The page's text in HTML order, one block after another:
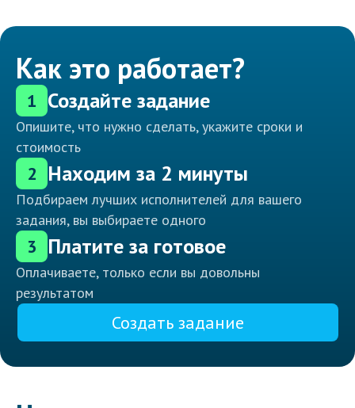
Как это работает?
1 Создайте задание
Опишите, что нужно сделать, укажите сроки и
стоимость
2 Находим за 2 минуты
Подбираем лучших исполнителей для вашего
задания, вы выбираете одного
3 Платите за готовое
Оплачиваете, только если вы довольны
результатом
Создать задание